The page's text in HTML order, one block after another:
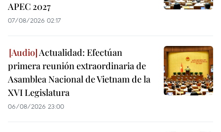
APEC 2027
07/08/2026 02:17
Actualidad: Efectúan
primera reunión extraordinaria de
Asamblea Nacional de Vietnam de la
XVI Legislatura
06/08/2026 23:00